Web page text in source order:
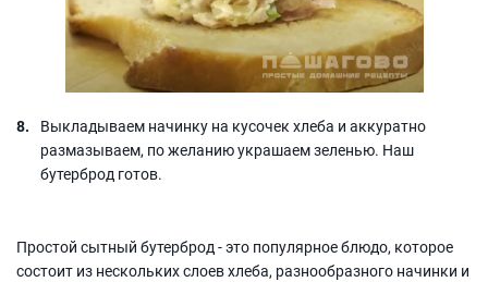
Выкладываем начинку на кусочек хлеба и аккуратно
размазываем, по желанию украшаем зеленью. Наш
бутерброд готов.
Простой сытный бутерброд - это популярное блюдо, которое
состоит из нескольких слоев хлеба, разнообразного начинки и